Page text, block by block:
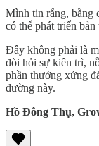
Mình tin rằng, bằng
có thể phát triển
Đây không phải là
đòi hỏi sự kiên trì,
phần thưởng xứng
đường này.
Hồ Đông Thụ,